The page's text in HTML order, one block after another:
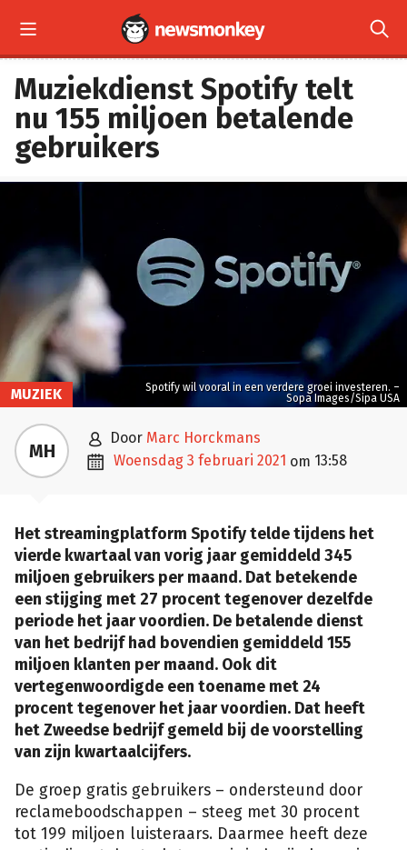
 
Muziekdienst Spotify telt
nu 155 miljoen betalende
gebruikers
Spotify wil vooral in een verdere groei investeren. –
Sopa Images/Sipa USA
MUZIEK
MH  door Marc Horckmans
 woensdag 3 februari 2021 om 13:58
Het streamingplatform Spotify telde tijdens het
vierde kwartaal van vorig jaar gemiddeld 345
miljoen gebruikers per maand. Dat betekende
een stijging met 27 procent tegenover dezelfde
periode het jaar voordien. De betalende dienst
van het bedrijf had bovendien gemiddeld 155
miljoen klanten per maand. Ook dit
vertegenwoordigde een toename met 24
procent tegenover het jaar voordien. Dat heeft
het Zweedse bedrijf gemeld bij de voorstelling
van zijn kwartaalcijfers.
De groep gratis gebruikers – ondersteund door
reclameboodschappen – steeg met 30 procent
tot 199 miljoen luisteraars. Daarmee heeft deze